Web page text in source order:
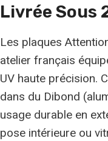
Livrée Sous
Les plaques
atelier français
UV haute précision.
dans du Dibond
usage durable en
pose intérieure ou